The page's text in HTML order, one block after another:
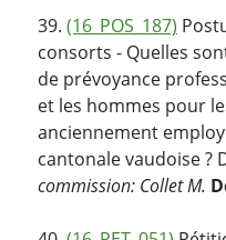
39. (16_POS_187)
consorts - Quelles
de prévoyance
et les hommes pour
anciennement
cantonale vaudoise ?
commission: Collet M.